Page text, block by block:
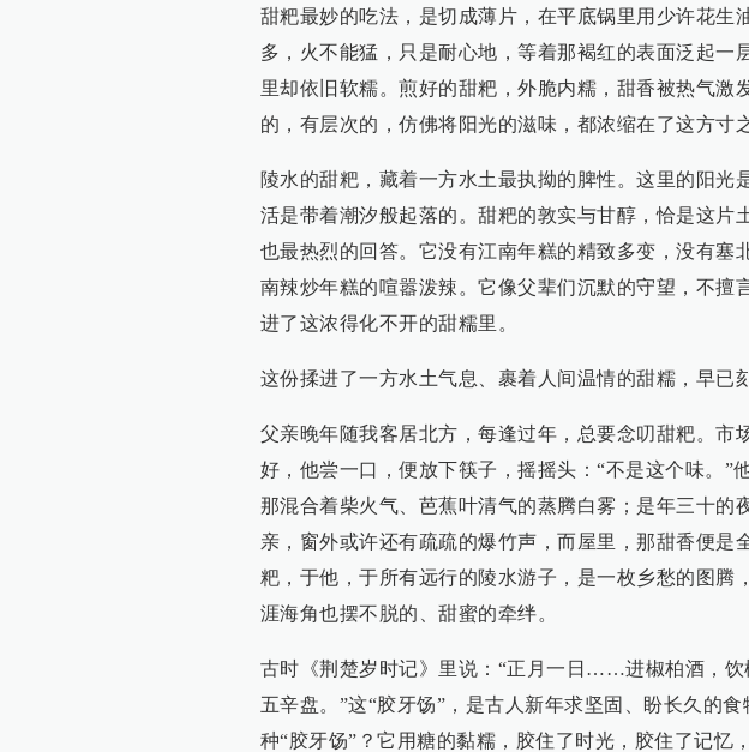
甜粑最妙的吃法，是切成薄片，在平底锅里用少许花生
多，火不能猛，只是耐心地，等着那褐红的表面泛起一
里却依旧软糯。煎好的甜粑，外脆内糯，甜香被热气激
的，有层次的，仿佛将阳光的滋味，都浓缩在了这方寸
陵水的甜粑，藏着一方水土最执拗的脾性。这里的阳光
活是带着潮汐般起落的。甜粑的敦实与甘醇，恰是这片
也最热烈的回答。它没有江南年糕的精致多变，没有塞
南辣炒年糕的喧嚣泼辣。它像父辈们沉默的守望，不擅
进了这浓得化不开的甜糯里。
这份揉进了一方水土气息、裹着人间温情的甜糯，早已
父亲晚年随我客居北方，每逢过年，总要念叨甜粑。市
好，他尝一口，便放下筷子，摇摇头：“不是这个味。”
那混合着柴火气、芭蕉叶清气的蒸腾白雾；是年三十的
亲，窗外或许还有疏疏的爆竹声，而屋里，那甜香便是
粑，于他，于所有远行的陵水游子，是一枚乡愁的图腾
涯海角也摆不脱的、甜蜜的牵绊。
古时《荆楚岁时记》里说：“正月一日……进椒柏酒，饮
五辛盘。”这“胶牙饧”，是古人新年求坚固、盼长久的
种“胶牙饧”？它用糖的黏糯，胶住了时光，胶住了记忆